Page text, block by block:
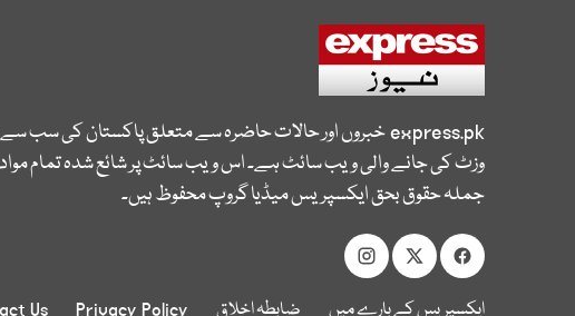
express.pkخبروں اور حالات حاضرہ سے متعلق پاکستان کی سب سے
وزٹ کی جانے والی ویب سائٹ ہے۔ اس ویب سائٹ پر شائع شدہ تمام
جملہ حقوق بحق ایکسپریس میڈیا گروپ محفوظ ہیں۔
ایکسپریس کے بارے میں ضابطہ اخلاق Privacy Policy
Us